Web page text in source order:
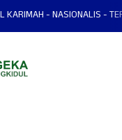
- TERAMPIL - ADAPTIF